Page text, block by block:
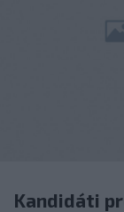
Kandidáti